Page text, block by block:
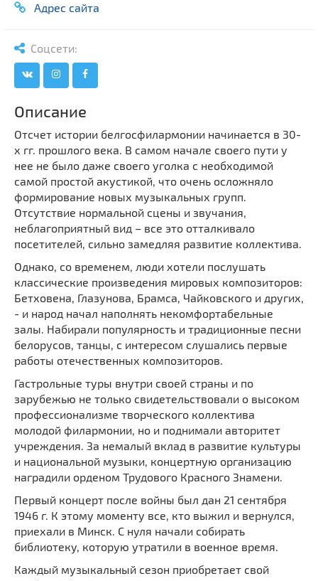
Синагоги
Часовни
Культурные центры
Театры
Галереи
Концертные залы
Выберите направление
Адрес сайта
Соцсети:
Описание
Отсчет истории белгосфилармонии начинается в 30-
х гг. прошлого века. В самом начале своего пути у
нее не было даже своего уголка с необходимой
самой простой акустикой, что очень осложняло
формирование новых музыкальных групп.
Отсутствие нормальной сцены и звучания,
неблагоприятный вид – все это отталкивало
посетителей, сильно замедляя развитие коллектива.
Однако, со временем, люди хотели послушать
классические произведения мировых композиторов:
Бетховена, Глазунова, Брамса, Чайковского и других,
- и народ начал наполнять некомфортабельные
залы. Набирали популярность и традиционные песни
белорусов, танцы, с интересом слушались первые
работы отечественных композиторов.
Гастрольные туры внутри своей страны и по
зарубежью не только свидетельствовали о высоком
профессионализме творческого коллектива
молодой филармонии, но и поднимали авторитет
учреждения. За немалый вклад в развитие культуры
и национальной музыки, концертную организацию
наградили орденом Трудового Красного Знамени.
Первый концерт после войны был дан 21 сентября
1946 г. К этому моменту все, кто выжил и вернулся,
приехали в Минск. С нуля начали собирать
библиотеку, которую утратили в военное время.
Каждый музыкальный сезон приобретает свой